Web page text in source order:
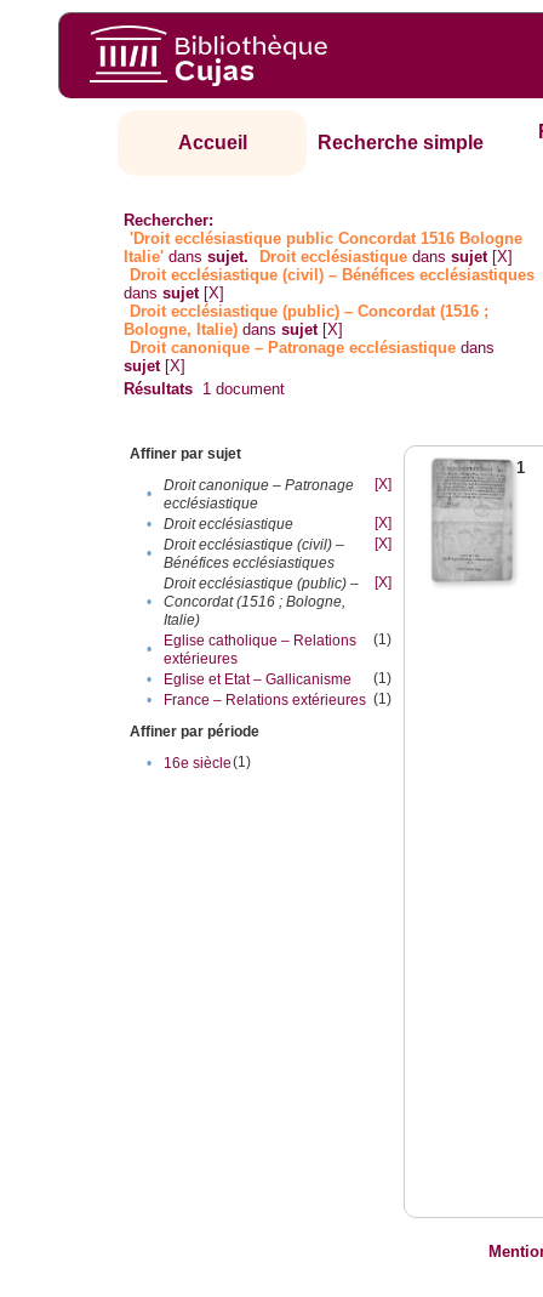
Accueil Recherche simple
Rechercher:
'Droit ecclésiastique public Concordat 1516 Bologne
Italie' danssujet. Droit ecclésiastique danssujet [X]
Droit ecclésiastique (civil) – Bénéfices ecclésiastiques
danssujet [X]
Droit ecclésiastique (public) – Concordat (1516 ;
Bologne, Italie) danssujet [X]
Droit canonique – Patronage ecclésiastique dans
sujet [X]
Résultats 1 document
Affiner par sujet
•
Droit canonique – Patronage
ecclésiastique
[X]
• Droit ecclésiastique
[X]
•
Droit ecclésiastique (civil) –
Bénéfices ecclésiastiques
[X]
•
Droit ecclésiastique (public) –
Concordat (1516 ; Bologne,
Italie)
[X]
•
Eglise catholique – Relations
extérieures
(1)
• Eglise et Etat – Gallicanisme
(1)
•
France – Relations extérieures (1)
Affiner par période
•
16e siècle(1)
1